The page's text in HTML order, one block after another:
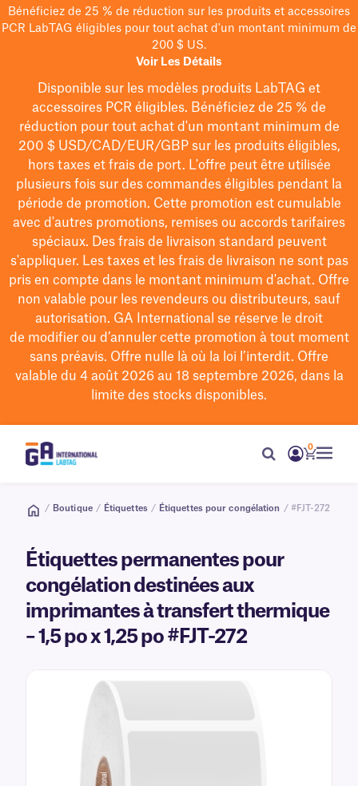
Bénéficiez de 25 % de réduction sur les produits et accessoires
PCR LabTAG éligibles pour tout achat d'un montant minimum de
200 $ US.
Voir Les Détails
Disponible sur les modèles produits LabTAG et
accessoires PCR éligibles. Bénéficiez de 25 % de
réduction pour tout achat d'un montant minimum de
200 $USD/CAD/EUR/GBPsur les produits éligibles,
hors taxes et frais de port. L'offre peut être utilisée
plusieurs fois sur des commandes éligibles pendant la
période de promotion. Cette promotion est cumulable
avec d'autres promotions, remises ou accords tarifaires
spéciaux. Des frais de livraison standard peuvent
s'appliquer. Les taxes et les frais de livraison ne sont pas
pris en compte dans le montant minimum d'achat. Offre
non valable pour les revendeurs ou distributeurs, sauf
autorisation. GA International se réserve le droit
de modifierou d’annuler cette promotion à tout moment
sans préavis. Offre nulle là où la loi l’interdit. Offre
valable du 4 août 2026 au 18 septembre 2026, dans la
limite des stocks disponibles.
0
/ Boutique / Étiquettes / Étiquettes pour congélation / #FJT-272
Étiquettes permanentes pour
congélation destinées aux
imprimantes à transfert thermique
– 1,5 po x 1,25 po #FJT-272